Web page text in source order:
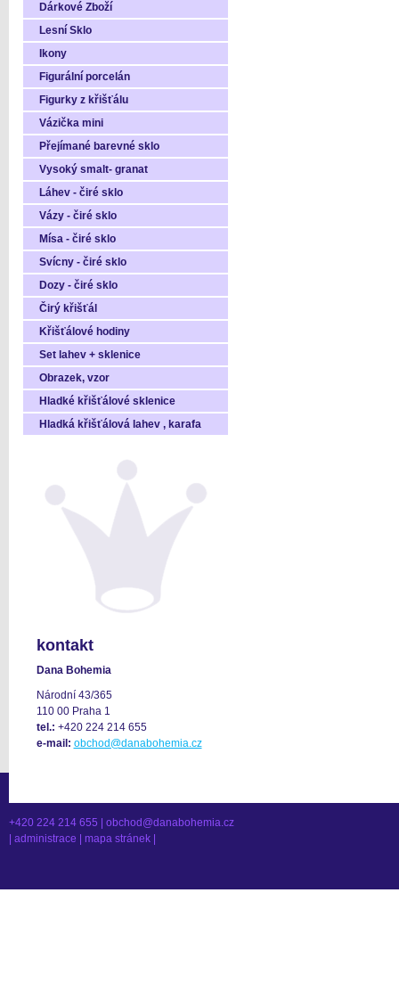
Dárkové Zboží
Lesní Sklo
Ikony
Figurální porcelán
Figurky z křišťálu
Vázička mini
Přejímané barevné sklo
Vysoký smalt- granat
Láhev - čiré sklo
Vázy - čiré sklo
Mísa - čiré sklo
Svícny - čiré sklo
Dozy - čiré sklo
Čirý křišťál
Křišťálové hodiny
Set lahev + sklenice
Obrazek, vzor
Hladké křišťálové sklenice
Hladká křišťálová lahev , karafa
kontakt
Dana Bohemia
Národní 43/365
110 00 Praha 1
tel.: +420 224 214 655
e-mail: obchod@danabohemia.cz
+420 224 214 655 | obchod@danabohemia.cz
administrace mapa stránek|